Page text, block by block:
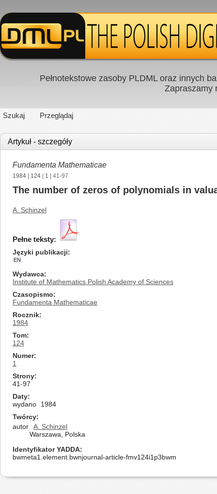
Pełnotekstowe zasoby PLDML oraz innych
Zapraszamy
Szukaj Przeglądaj
Artykuł - szczegóły
Fundamenta Mathematicae
1984 124 1 | 41-97
The number of zeros of polynomials in
A. Schinzel
Pełne teksty:
Języki publikacji
EN
Wydawca
Institute of Mathematics Polish Academy of Sciences
Czasopismo
Fundamenta Mathematicae
Rocznik
1984
Tom
124
Numer
1
Strony
41-97
Daty
wydano
1984
Twórcy
autor
A. Schinzel
Warszawa, Polska
Identyfikator YADDA
bwmeta1.element.bwnjournal-article-fmv124i1p3bwm